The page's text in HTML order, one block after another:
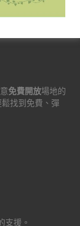
免費開放場地的
找到免費、彈
支援。